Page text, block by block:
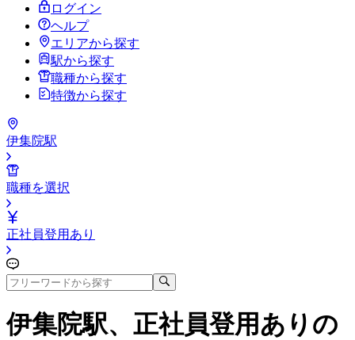
ログイン
ヘルプ
エリアから探す
駅から探す
職種から探す
特徴から探す
伊集院駅
職種を選択
正社員登用あり
伊集院駅、正社員登用あり の